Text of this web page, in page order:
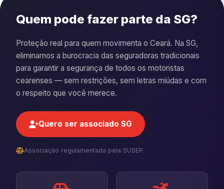
Quem pode fazer parte da SG?
Proteção real para quem movimenta o Ceará. Na SG,
eliminamos a burocracia das seguradoras tradicionais
para garantir a segurança de todos os motoristas
cearenses — sem restrições, sem letras miúdas e com
o respeito que você merece.
Quero ser associado SG
Associação regulamentada pela SUSEP.